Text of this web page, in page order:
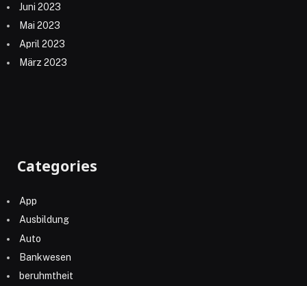
Juni 2023
Mai 2023
April 2023
März 2023
Categories
App
Ausbildung
Auto
Bankwesen
beruhmtheit